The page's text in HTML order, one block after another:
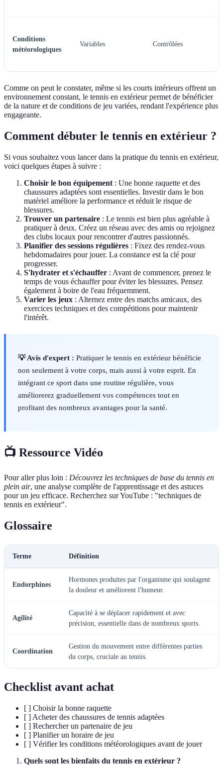
Conditions
météorologiques
Variables Contrôlées
Comme on peut le constater, même si les courts intérieurs offrent un
environnement constant, le tennis en extérieur permet de bénéficier
de la nature et de conditions de jeu variées, rendant l'expérience plus
engageante.
Comment débuter le tennis en extérieur ?
Si vous souhaitez vous lancer dans la pratique du tennis en extérieur,
voici quelques étapes à suivre :
Choisir le bon équipement : Une bonne raquette et des
chaussures adaptées sont essentielles. Investir dans le bon
matériel améliore la performance et réduit le risque de
blessures.
Trouver un partenaire : Le tennis est bien plus agréable à
pratiquer à deux. Créez un réseau avec des amis ou rejoignez
des clubs locaux pour rencontrer d'autres passionnés.
Planifier des sessions régulières : Fixez des rendez-vous
hebdomadaires pour jouer. La constance est la clé pour
progresser.
S'hydrater et s'échauffer : Avant de commencer, prenez le
temps de vous échauffer pour éviter les blessures. Pensez
également à boire de l'eau fréquemment.
Varier les jeux : Alternez entre des matchs amicaux, des
exercices techniques et des compétitions pour maintenir
l'intérêt.
💡 Avis d'expert : Pratiquer le tennis en extérieur bénéficie
non seulement à votre corps, mais aussi à votre esprit. En
intégrant ce sport dans une routine régulière, vous
améliorerez graduellement vos compétences tout en
profitant des nombreux avantages pour la santé.
📺 Ressource Vidéo
Pour aller plus loin : Découvrez les techniques de base du tennis en
plein air, une analyse complète de l'apprentissage et des astuces
pour un jeu efficace. Recherchez sur YouTube : "techniques de
tennis en extérieur".
Glossaire
Terme Définition
Endorphines
Hormones produites par l'organisme qui soulagent
la douleur et améliorent l'humeur.
Agilité
Capacité à se déplacer rapidement et avec
précision, essentielle dans de nombreux sports.
Coordination
Gestion du mouvement entre différentes parties
du corps, cruciale au tennis.
Checklist avant achat
[ ] Choisir la bonne raquette
[ ] Acheter des chaussures de tennis adaptées
[ ] Rechercher un partenaire de jeu
[ ] Planifier un horaire de jeu
[ ] Vérifier les conditions météorologiques avant de jouer
Quels sont les bienfaits du tennis en extérieur ?